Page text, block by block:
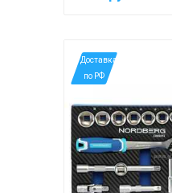
*Доставка
по РФ